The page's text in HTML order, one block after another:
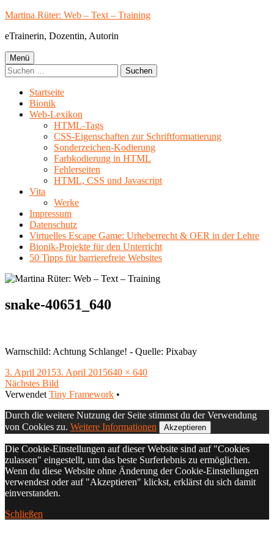
Springe
Inhalt
Martina Rüter: Web – Text – Training
eTrainerin, Dozentin, Autorin
Primäres
Menü
Menü
Suchen
nach:
Startseite
Bionik
Web-Lexikon
HTML-Tags
CSS-Eigenschaften zur Schriftformatierung
Sonderzeichen-Kodierung
Farbkodierung in HTML
Fehlerseiten
HTML, CSS und Javascript
Vita
Werke
Impressum
Datenschutz
Virtuelles Escape Game: Urheberrecht & OER in der Lehre
Bionik-Projekte für den Unterricht
50 Tipps für barrierefreie Websites
snake-40651_640
Warnschild: Achtung Schlange! - Quelle: Pixabay
Veröffentlicht
am
3. April 20153. April 2015Volle
640 × 640
Nächstes Bild
Footer
Inhalt
Verwendet Tiny Framework •
Durch die weitere Nutzung der Seite stimmst du der Verwendung
von Cookies zu. Weitere Informationen Akzeptieren
Die Cookie-Einstellungen auf dieser Website sind auf "Cookies
zulassen" eingestellt, um das beste Surferlebnis zu ermöglichen.
Wenn du diese Website ohne Änderung der Cookie-Einstellungen
verwendest oder auf "Akzeptieren" klickst, erklärst du sich damit
einverstanden.
Schließen